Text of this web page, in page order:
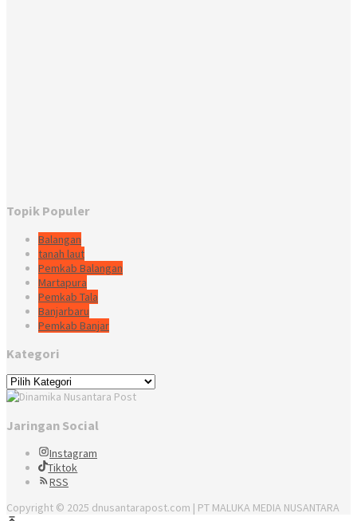
Topik Populer
Balangan
tanah laut
Pemkab Balangan
Martapura
Pemkab Tala
Banjarbaru
Pemkab Banjar
Kategori
Kategori
Jaringan Social
Instagram
Tiktok
RSS
Copyright © 2025 dnusantarapost.com | PT MALUKA MEDIA NUSANTARA